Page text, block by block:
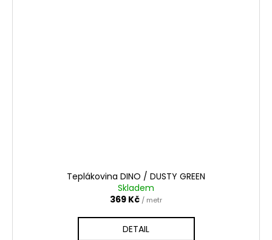
Teplákovina DINO / DUSTY GREEN
Skladem
369 Kč / metr
DETAIL